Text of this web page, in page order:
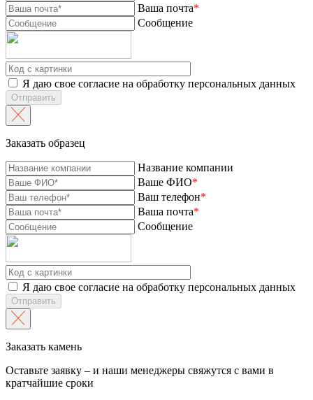
Ваша почта*
Сообщение
Я даю свое согласие на обработку персональных данных
Отправить
Заказать образец
Название компании
Ваше ФИО*
Ваш телефон*
Ваша почта*
Сообщение
Я даю свое согласие на обработку персональных данных
Отправить
Заказать камень
Оставьте заявку – и наши менеджеры свяжутся с вами в
кратчайшие сроки